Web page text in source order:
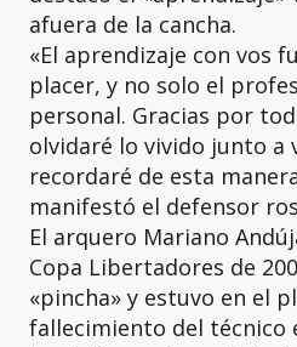
afuera de la cancha.
«El aprendizaje con vos
placer, y no solo el
personal. Gracias por
olvidaré lo vivido junto a
recordaré de esta
manifestó el defensor
El arquero Mariano
Copa Libertadores de
«pincha» y estuvo en el
fallecimiento del técnico